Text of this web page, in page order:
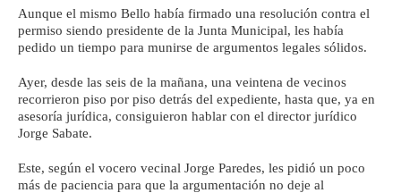
Aunque el mismo Bello había firmado una resolución contra el
permiso siendo presidente de la Junta Municipal, les había
pedido un tiempo para munirse de argumentos legales sólidos.
Ayer, desde las seis de la mañana, una veintena de vecinos
recorrieron piso por piso detrás del expediente, hasta que, ya en
asesoría jurídica, consiguieron hablar con el director jurídico
Jorge Sabate.
Este, según el vocero vecinal Jorge Paredes, les pidió un poco
más de paciencia para que la argumentación no deje al